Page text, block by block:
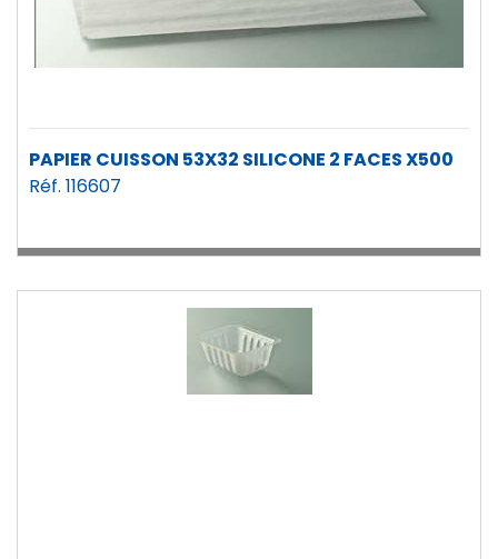
PAPIER CUISSON 53X32 SILICONE 2 FACES X500
Réf. 116607